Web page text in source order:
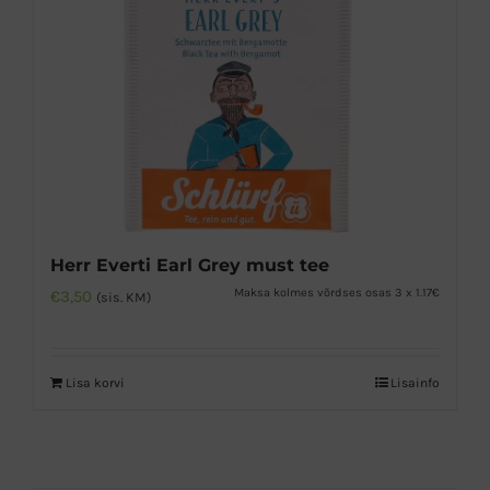
Herr Everti Earl Grey must tee
€3,50 (sis. KM) Maksa kolmes võrdses osas 3 x 1.17€
Lisa korvi Lisainfo